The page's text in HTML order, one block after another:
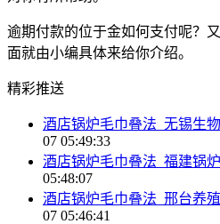
逾期付款的位于金如何支付呢？
面就由小编具体来给你介绍。
精彩推送
酒店锅炉毛巾叠法_无锡生
07 05:49:33
酒店锅炉毛巾叠法_福建锅
05:48:07
酒店锅炉毛巾叠法_邢台养
07 05:46:41